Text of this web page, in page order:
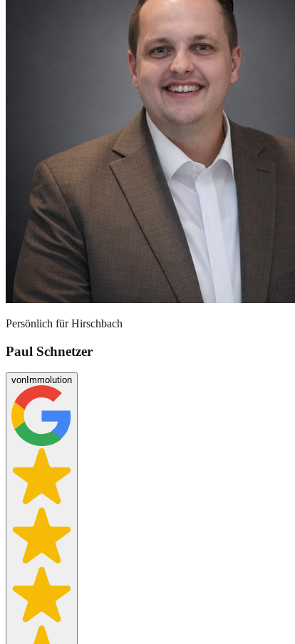
Persönlich fürHirschbach
Paul Schnetzer
von Immolution